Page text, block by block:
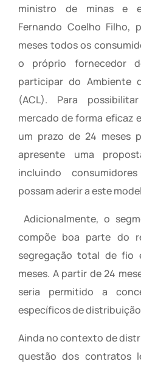
ministro de minas e
Fernando Coelho Filho,
meses todos os
o próprio fornecedor
participar do Ambiente
(ACL). Para
mercado de forma eficaz
um prazo de 24 meses
apresente uma
incluindo
possam aderir a este
Adicionalmente, o
compõe boa parte do
segregação total de fio
meses. A partir de 24
seria permitido a
específicos de
Ainda no contexto de
questão dos contratos